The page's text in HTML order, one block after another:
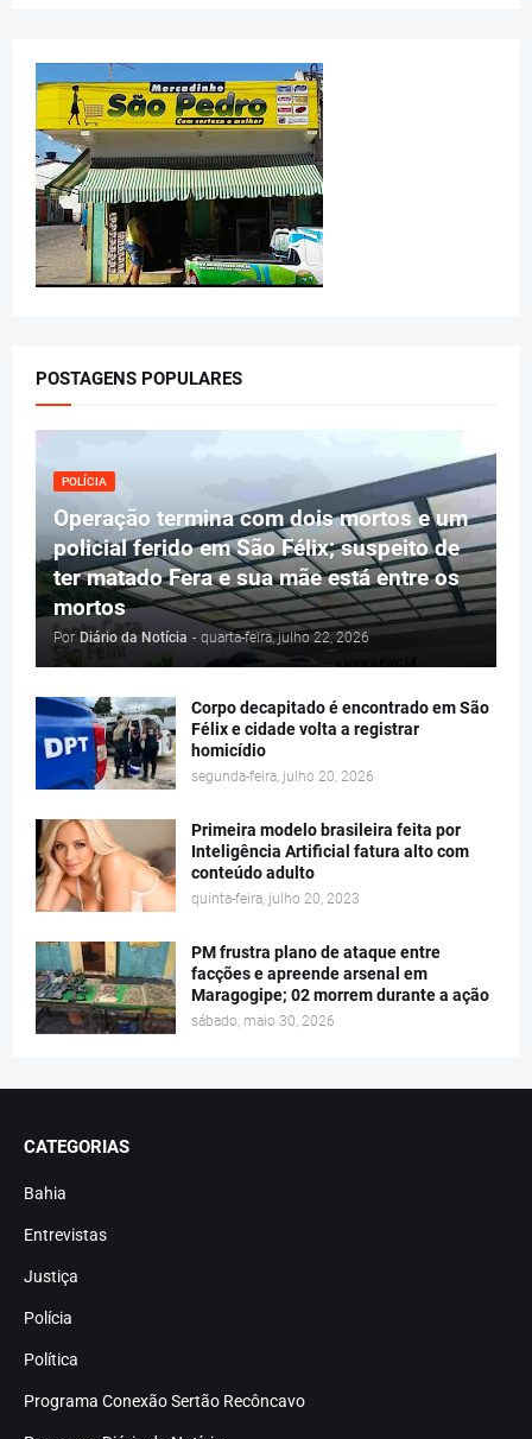
POSTAGENS POPULARES
POLÍCIA
Operação termina com dois mortos e um
policial ferido em São Félix; suspeito de
ter matado Fera e sua mãe está entre os
mortos
Por Diário da Notícia - quarta-feira, julho 22, 2026
Corpo decapitado é encontrado em São
Félix e cidade volta a registrar
homicídio
segunda-feira, julho 20, 2026
Primeira modelo brasileira feita por
Inteligência Artificial fatura alto com
conteúdo adulto
quinta-feira, julho 20, 2023
PM frustra plano de ataque entre
facções e apreende arsenal em
Maragogipe; 02 morrem durante a ação
sábado, maio 30, 2026
CATEGORIAS
Bahia
Entrevistas
Justiça
Polícia
Política
Programa Conexão Sertão Recôncavo